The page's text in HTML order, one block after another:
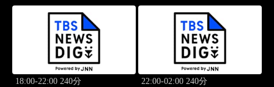
18:00-22:00 240分 22:00-02:00 240分